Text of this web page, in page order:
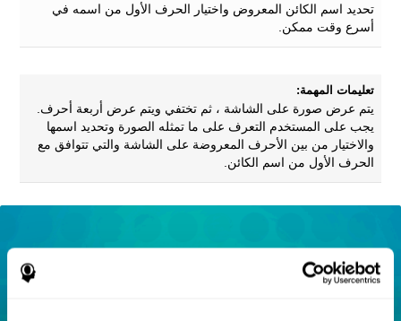
تحديد اسم الكائن المعروض واختيار الحرف الأول من اسمه في
أسرع وقت ممكن.
تعليمات المهمة:
يتم عرض صورة على الشاشة ، ثم تختفي ويتم عرض أربعة أحرف.
يجب على المستخدم التعرف على ما تمثله الصورة وتحديد اسمها
والاختيار من بين الأحرف المعروضة على الشاشة والتي تتوافق مع
الحرف الأول من اسم الكائن.